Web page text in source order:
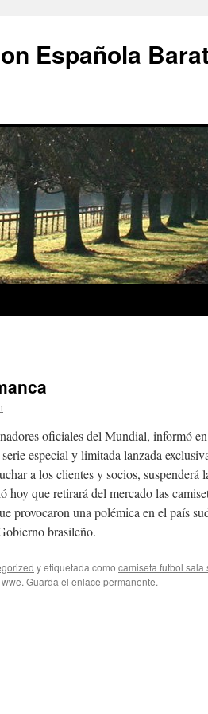
Española
oficiales del Mundial, informó
especial y limitada lanzada
a los clientes y socios, suspenderá
que retirará del mercado las
provocaron una polémica en el país
brasileño.
y etiquetada como camiseta futbol
. Guarda el enlace permanente.